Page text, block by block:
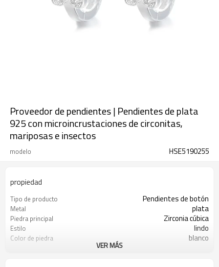
Proveedor de pendientes | Pendientes de plata
925 con microincrustaciones de circonitas,
mariposas e insectos
modelo HSE5190255
propiedad
Tipo de producto Pendientes de botón
Metal plata
Piedra principal Zirconia cúbica
Estilo lindo
Color de piedra blanco
VER MÁS